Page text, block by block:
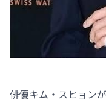
俳優キム・スヒョン